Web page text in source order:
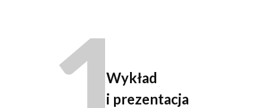
Wykład
i prezentacja